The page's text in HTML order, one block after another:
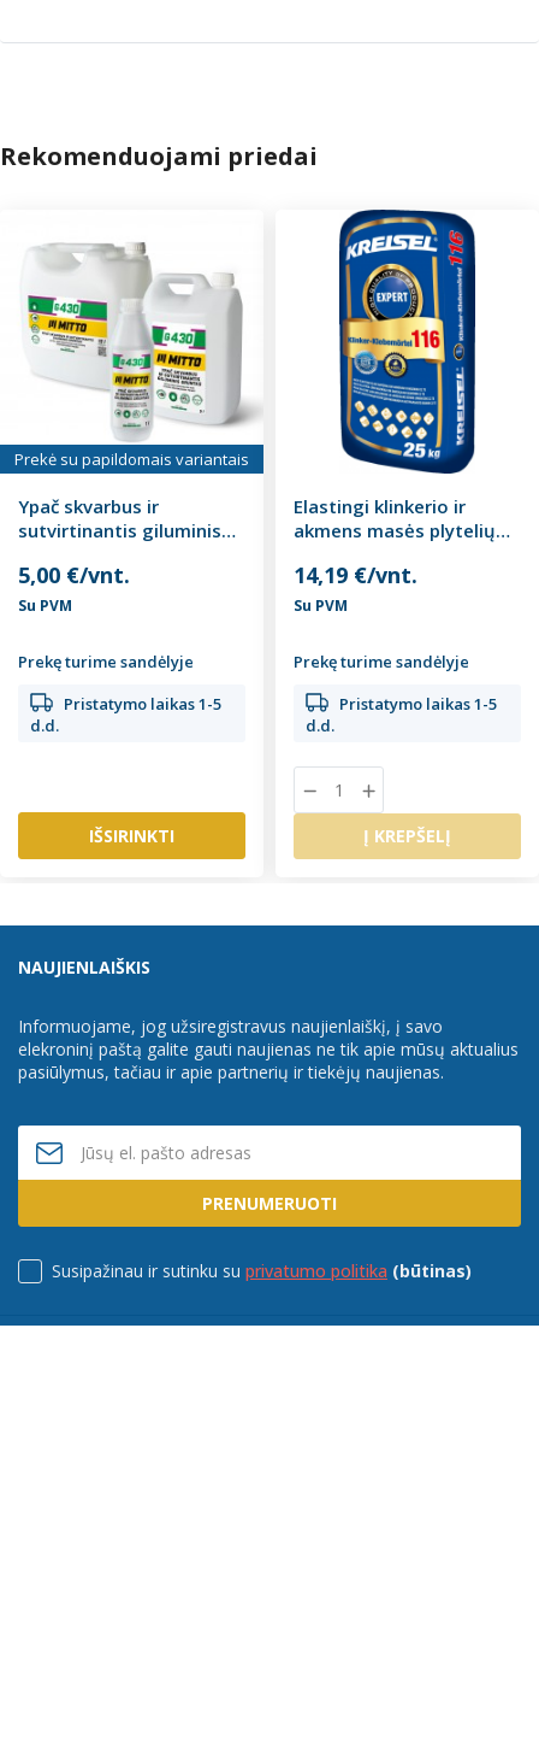
Rekomenduojami priedai
Ypač skvarbus ir
sutvirtinantis giluminis
10 L
5,00 €/vnt.
Su PVM
Prekę turime sandėlyje
Pristatymo laikas 1-5
d.d.
Prekė su papildomais variantais
IŠSIRINKTI
Elastingi klinkerio ir
akmens masės plytelių
KLEBEMORTEL 116 25kg,
Kreisel
14,19 €/vnt.
Su PVM
Prekę turime sandėlyje
Pristatymo laikas 1-5
d.d.
Į KREPŠELĮ
NAUJIENLAIŠKIS
Informuojame, jog užsiregistravus naujienlaiškį, į savo
elekroninį paštą galite gauti naujienas ne tik apie mūsų aktualius
pasiūlymus, tačiau ir apie partnerių ir tiekėjų naujienas.
PRENUMERUOTI
Susipažinau ir sutinku su privatumo politika (būtinas)